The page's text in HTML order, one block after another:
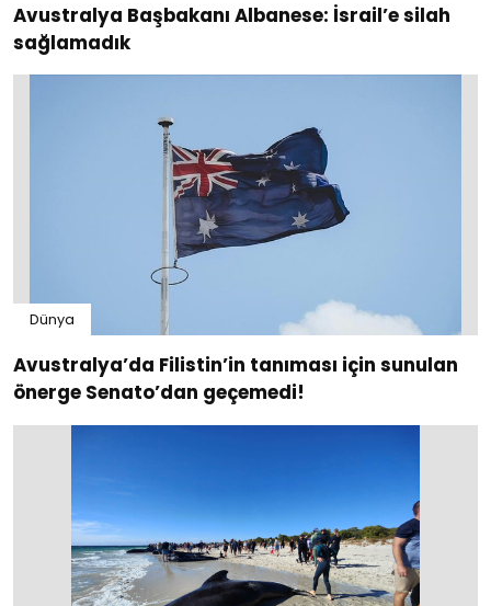
Avustralya Başbakanı Albanese: İsrail’e silah
sağlamadık
Dünya
Avustralya’da Filistin’in tanıması için sunulan
önerge Senato’dan geçemedi!